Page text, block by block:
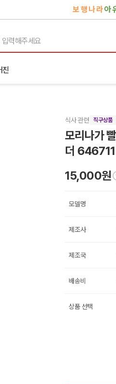
보행나라아
진
식사 관련 직구상품
모리나가
더
15,000원
모델명
제조사
제조국
배송비
상품 선택